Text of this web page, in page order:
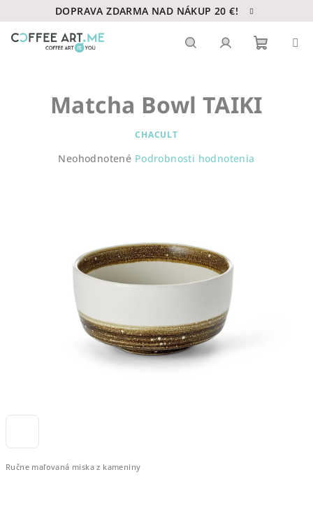
na
obsah
DOPRAVA ZDARMA NAD NÁKUP 20 €!
košík
Ručne maľovaná miska z kameniny
Matcha Bowl TAIKI
CHACULT
Priemerné
hviezdičiek.
Neohodnotené Podrobnosti hodnotenia